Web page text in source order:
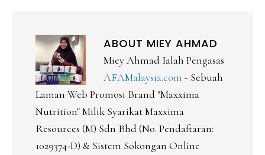
ABOUT MIEY AHMAD
Miey Ahmad Ialah Pengasas
AFAMalaysia.com - Sebuah
Laman Web Promosi Brand "Maxxima
Nutrition" Milik Syarikat Maxxima
Resources (M) Sdn Bhd (No. Pendaftaran:
1029374-D) & Sistem Sokongan Online